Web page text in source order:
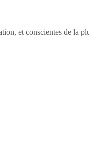
et conscientes de la